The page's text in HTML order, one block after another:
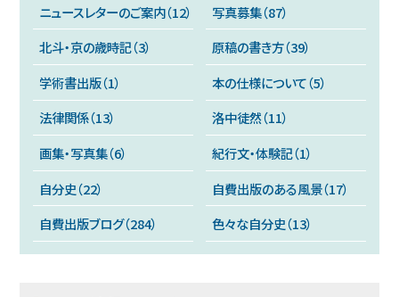
ニュースレターのご案内（12）
写真募集（87）
北斗・京の歳時記（3）
原稿の書き方（39）
学術書出版（1）
本の仕様について（5）
法律関係（13）
洛中徒然（11）
画集・写真集（6）
紀行文・体験記（1）
自分史（22）
自費出版のある風景（17）
自費出版ブログ（284）
色々な自分史（13）